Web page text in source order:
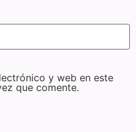
y web en este
que comente.